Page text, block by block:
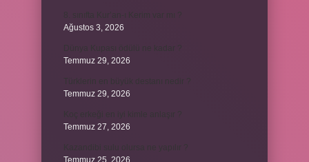
Ağustos 3, 2026
Temmuz 29, 2026
Temmuz 29, 2026
Temmuz 27, 2026
Temmuz 25, 2026